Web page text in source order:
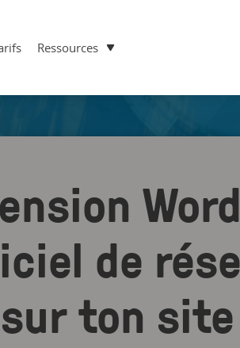
Ressources
de
sur ton